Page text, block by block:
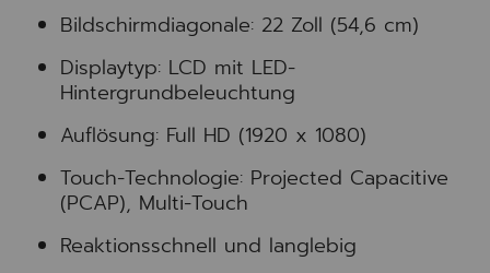
Bildschirmdiagonale: 22 Zoll (54,6 cm)
Displaytyp: LCD mit LED-
Hintergrundbeleuchtung
Auflösung: Full HD (1920 x 1080)
Touch-Technologie: Projected Capacitive
(PCAP), Multi-Touch
Reaktionsschnell und langlebig